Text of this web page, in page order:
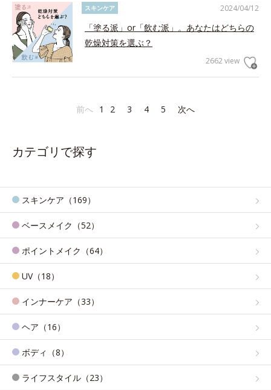
2024/04/12
スキンケア
「塗る派」or「飲む派」。あなたはどちらの
乾燥対策を選ぶ？
2662 view
前へ 1 2 3 4 5 次へ
カテゴリで探す
スキンケア（169）
ベースメイク（52）
ポイントメイク（64）
UV（18）
インナーケア（33）
ヘア（16）
ボディ（8）
ライフスタイル（23）